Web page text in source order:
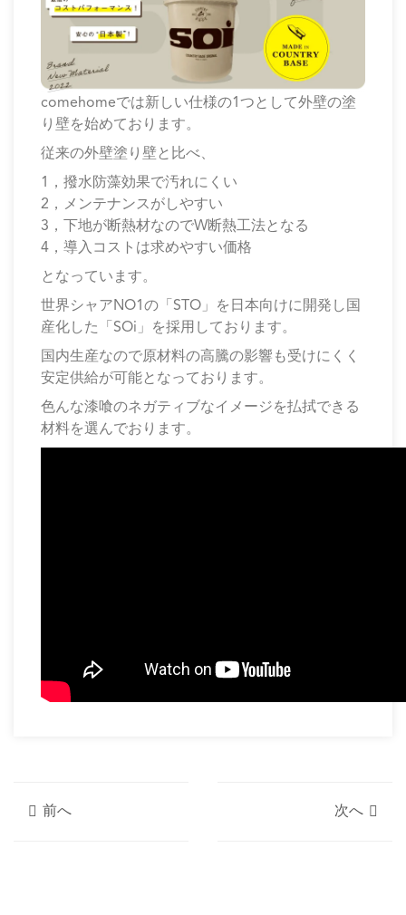
comehomeでは新しい仕様の1つとして外壁の塗
り壁を始めております。
従来の外壁塗り壁と比べ、
1，撥水防藻効果で汚れにくい
2，メンテナンスがしやすい
3，下地が断熱材なのでW断熱工法となる
4，導入コストは求めやすい価格
となっています。
世界シャアNO1の「STO」を日本向けに開発し国
産化した「SOi」を採用しております。
国内生産なので原材料の高騰の影響も受けにくく
安定供給が可能となっております。
色んな漆喰のネガティブなイメージを払拭できる
材料を選んでおります。
次へ
前へ